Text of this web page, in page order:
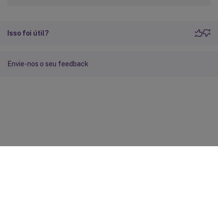
Isso foi útil?
Envie-nos o seu feedback